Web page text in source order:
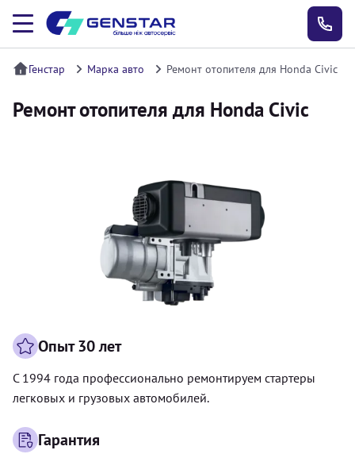
Генстар Марка авто Ремонт отопителя для Honda Civic
Ремонт отопителя для Honda Civic
Опыт 30 лет
С 1994 года профессионально ремонтируем стартеры
легковых и грузовых автомобилей.
Гарантия